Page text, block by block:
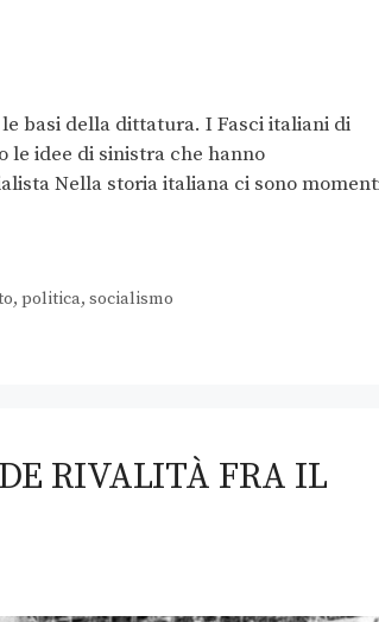
basi della dittatura. I Fasci italiani di
le idee di sinistra che hanno
Nella storia italiana ci sono
, politica, socialismo
RIVALITÀ FRA IL